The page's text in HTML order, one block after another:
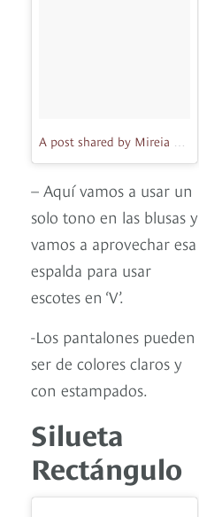
– Aquí vamos a usar un
solo tono en las blusas y
vamos a aprovechar esa
espalda para usar
escotes en ‘V’.
-Los pantalones pueden
ser de colores claros y
con estampados.
Silueta
Rectángulo